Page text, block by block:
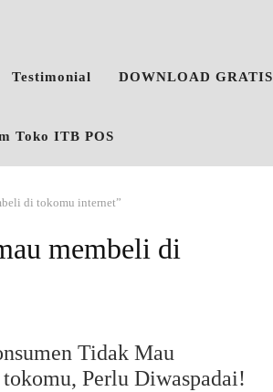
Testimonial DOWNLOAD GRATIS
Toko ITB POS
di tokomu internet”
membeli di
Tidak Mau
Perlu Diwaspadai!